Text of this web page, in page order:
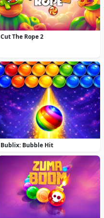
Cut The Rope 2
Bublix: Bubble Hit